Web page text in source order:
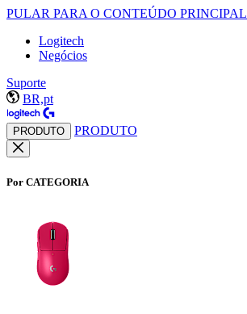
PULAR PARA O CONTEÚDO PRINCIPAL
Logitech
Negócios
Suporte
BR,pt
PRODUTO PRODUTO
Por CATEGORIA